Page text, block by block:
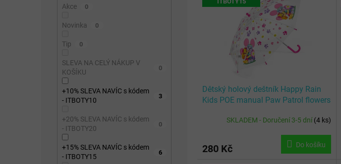
Akce 0
Novinka 0
Tip 0
SLEVA NA CELÝ NÁKUP V
KOŠÍKU
0
+10% SLEVA NAVÍC s kódem
- ITBOTY10
3
+20% SLEVA NAVÍC s kódem
- ITBOTY20
0
+15% SLEVA NAVÍC s kódem
- ITBOTY15
6
Dětský holový deštník Happy Rain
Kids POE manual Paw Patrol flowers
SKLADEM - Doručení 3-5 dní(4 ks)
280 Kč Do košíku